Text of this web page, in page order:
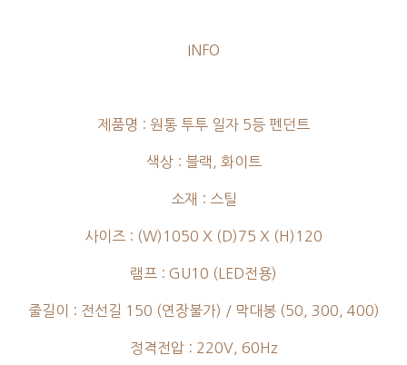
INFO
제품명 : 원통 투투 일자 5등 펜던트
색상 : 블랙, 화이트
소재 : 스틸
사이즈 : (W)1050 X (D)75 X (H)120
램프 : GU10 (LED전용)
줄길이 : 전선길 150 (연장불가) / 막대봉 (50, 300, 400)
정격전압 : 220V, 60Hz